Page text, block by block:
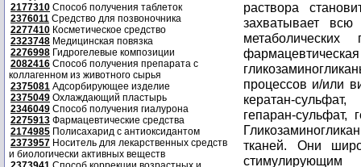
2177310 Способ получения таблеток
2376011 Средство для позвоночника
2277410 Косметическое средство
2323748 Медицинская повязка
2276998 Гидрогелевые композиции
2082416 Способ получения препарата с
коллагенном из животного сырья
2375081 Адсорбирующее изделие
2375049 Охлаждающий пластырь
2346049 Способ получения гиалурона
2275913 Фармацевтические средства
2174985 Полисахарид с антиоксидантом
2373957 Носитель для лекарственных средств
и биологически активных веществ
раствора
захватывает всю
процессов и/или
кератан-
гепаран-сульфат,
тканей. Они